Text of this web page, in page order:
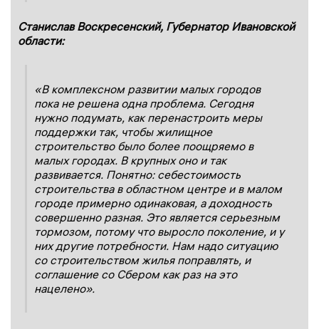
Станислав Воскресенский, Губернатор Ивановской
области:
«В комплексном развитии малых городов
пока не решена одна проблема. Сегодня
нужно подумать, как перенастроить меры
поддержки так, чтобы жилищное
строительство было более поощряемо в
малых городах. В крупных оно и так
развивается. Понятно: себестоимость
строительства в областном центре и в малом
городе примерно одинаковая, а доходность
совершенно разная. Это является серьезным
тормозом, потому что выросло поколение, и у
них другие потребности. Нам надо ситуацию
со строительством жилья поправлять, и
соглашение со Сбером как раз на это
нацелено».